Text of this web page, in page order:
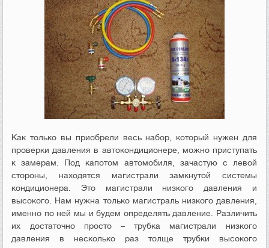
Как только вы приобрели весь набор, который нужен для
проверки давления в автокондиционере, можно приступать
к замерам. Под капотом автомобиля, зачастую с левой
стороны, находятся магистрали замкнутой системы
кондиционера. Это магистрали низкого давления и
высокого. Нам нужна только магистраль низкого давления,
именно по ней мы и будем определять давление. Различить
их достаточно просто – трубка магистрали низкого
давления в несколько раз толще трубки высокого